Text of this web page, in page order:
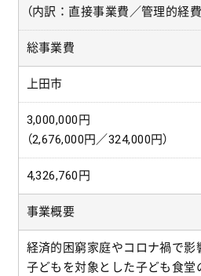
（内訳：直接事業費／管理的経費
総事業費
上田市
3,000,000円
（2,676,000円／324,000円）
4,326,760円
事業概要
経済的困窮家庭やコロナ禍で影
子どもを対象とした子ども食堂